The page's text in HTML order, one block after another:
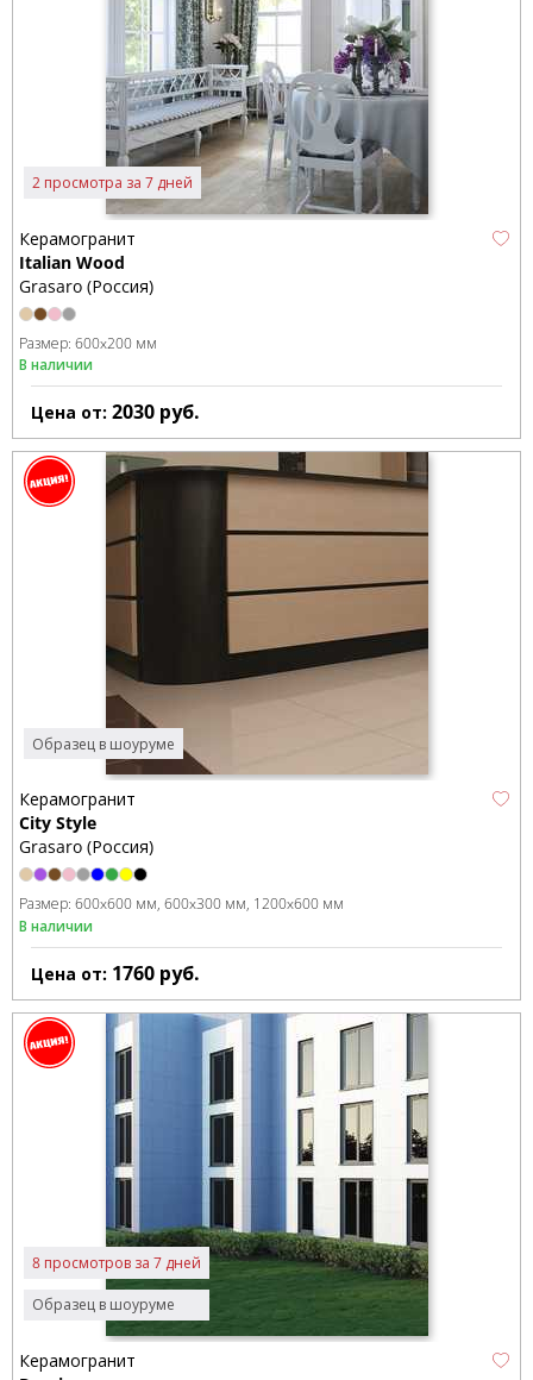
2 просмотра за 7 дней
Керамогранит
Italian Wood
Grasaro (Россия)
Размер: 600x200 мм
В наличии
Цена от: 2030 руб.
Образец в шоуруме
Керамогранит
City Style
Grasaro (Россия)
Размер: 600x600 мм 600x300 мм 1200x600 мм
В наличии
Цена от: 1760 руб.
Образец в шоуруме
8 просмотров за 7 дней
Керамогранит